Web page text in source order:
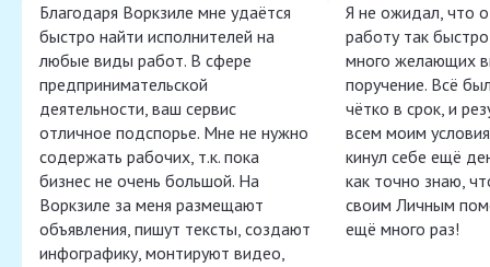
Благодаря Воркзиле мне удаётся
быстро найти исполнителей на
любые виды работ. В сфере
предпринимательской
деятельности, ваш сервис
отличное подспорье. Мне не нужно
содержать рабочих, т.к. пока
бизнес не очень большой. На
Воркзиле за меня размещают
объявления, пишут тексты, создают
инфографику, монтируют видео,
Я не ожидал, что
работу так
много желающих
поручение. Всё
чётко в срок, и
всем моим
кинул себе ещё
как точно знаю,
своим Личным
ещё много раз!